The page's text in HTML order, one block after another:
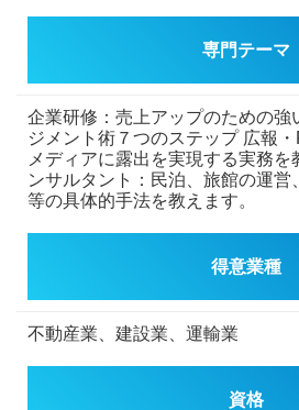
専門テーマ
企業研修：売上アップのための強
ジメント術７つのステップ広報・
メディアに露出を実現する実務を
ンサルタント：民泊、旅館の運営
等の具体的手法を教えます。
得意業種
不動産業、建設業、運輸業
資格